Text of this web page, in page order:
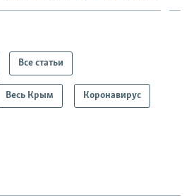
Все статьи
Весь Крым Коронавирус